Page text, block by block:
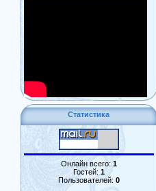
Статистика
Онлайн всего: 1
Гостей: 1
Пользователей: 0